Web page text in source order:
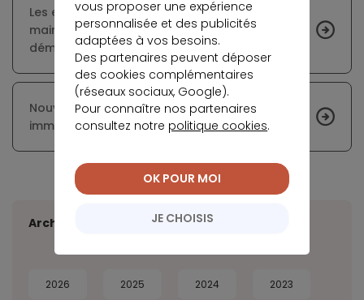
Les emprunteurs immobiliers peuvent
maintenant opter pour un parcours 100 %
dématérialisé
Nouvelle baisse en juillet sur des taux de crédit
immobilier historiquement faibles
Archives
2026 2025 2024 2023
vous proposer une expérience
personnalisée et des publicités
adaptées à vos besoins.
Des partenaires peuvent déposer
des cookies complémentaires
(réseaux sociaux, Google).
Pour connaître nos partenaires
consultez notre politique cookies.
JE CHOISIS
OK POUR MOI